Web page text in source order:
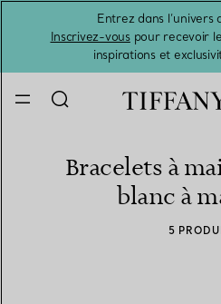
Entrez dans l’univers
Inscrivez-vouspour recevoir
inspirations et
Bracelets à
blanc à
5